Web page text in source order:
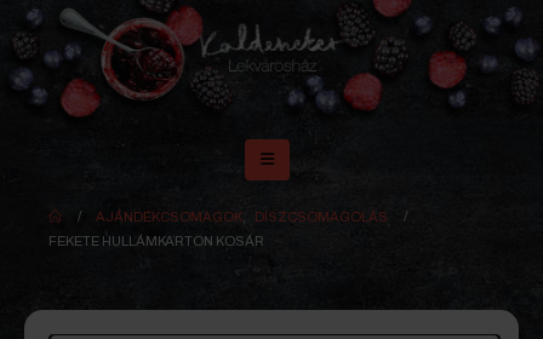
AJÁNDÉKCSOMAGOK
DÍSZCSOMAGOLÁS
FEKETE HULLÁMKARTON KOSÁR